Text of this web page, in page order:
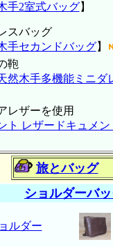
手2室式バッグ】
スバッグ
手セカンドバッグ】
鞄
然木手多機能ミニダ
レザーを使用
ト レザードキュメン
旅とバッグ
ショルダーバ
ルダー